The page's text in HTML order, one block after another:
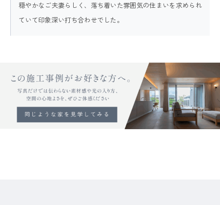
穏やかなご夫妻らしく、落ち着いた雰囲気の住まいを求められ
ていて印象深い打ち合わせでした。